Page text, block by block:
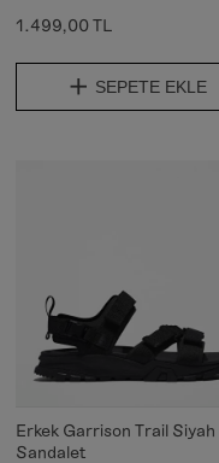
1.499,00 TL
SEPETE EKLE
Erkek Garrison Trail Siyah
Sandalet